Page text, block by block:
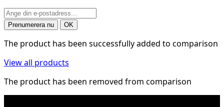
The product has been successfully added to comparison
View all products
The product has been removed from comparison